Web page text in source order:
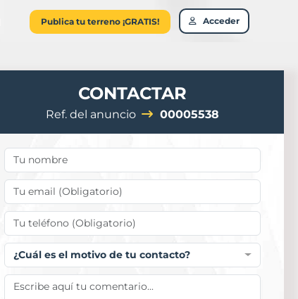
Publica tu terreno ¡GRATIS! Acceder
CONTACTAR
Ref. del anuncio 00005538
¿Cuál es el motivo de tu contacto?